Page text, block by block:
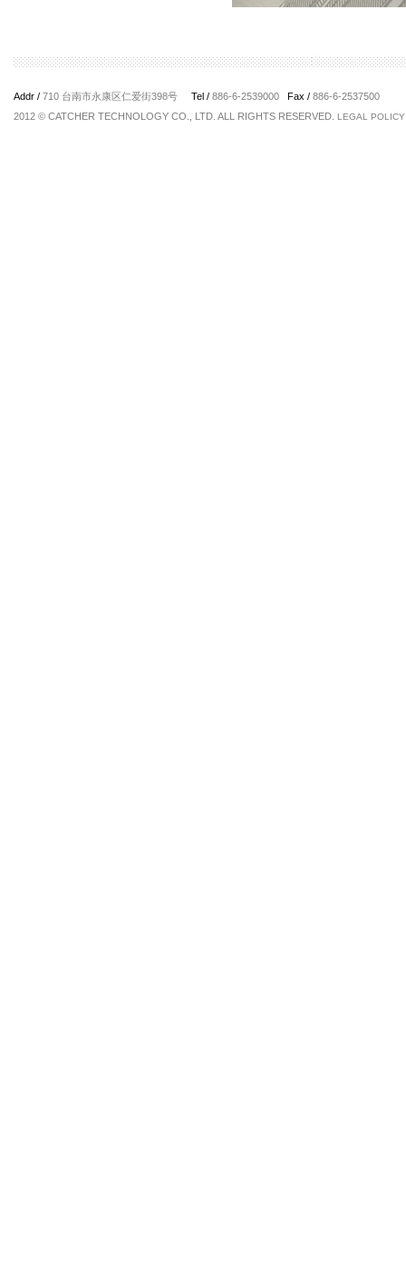
Addr / 710 台南市永康区仁爱街398号 Tel / 886-6-2539000 Fax / 886-6-2537500
2012 © CATCHER TECHNOLOGY CO., LTD. ALL RIGHTS RESERVED.
LEGAL POLICY